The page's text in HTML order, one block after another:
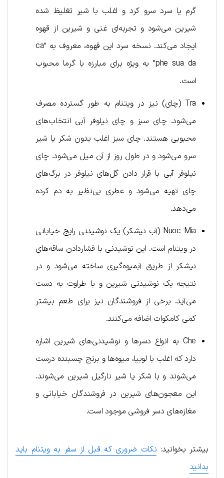
گرم یا سرد سرو کرد و اغلب با شیر تغلیظ شده
شیرین می‌شود و تجربه‌ای غنی و شیرین از قهوه
ایجاد می‌کند. نسخه سرد این قهوه، معروف به “ca
phe sua da” به ویژه برای مبارزه با گرما محبوب
است.
Tra (چای) نیز در ویتنام به طور گسترده مصرف
می‌شود. چای سبز و چای نیلوفر آبی انتخاب‌های
محبوبی هستند. چای سبز اغلب بدون شکر یا شیر
سرو می‌شود و در طول روز از آن میل می‌شود. چای
نیلوفر آبی با قرار دادن گل‌های نیلوفر در برگ‌های
چای تهیه می‌شود و عطری بی‌نظیر به دم کرده
می‌دهد.
Nuoc Mia (آب نیشکر) یک نوشیدنی رایج خیابانی
در ویتنام است. این نوشیدنی با فشاردادن ساقه‌های
نیشکر از طریق آبمیوه‌گیری ساخته می‌شود و در
نتیجه یک نوشیدنی شیرین و با طراوت به دست
می‌آید. برخی از فروشندگان نیز برای طعم بیشتر
کمی کامکوات اضافه می‌کنند.
Che به انواع دسرها و نوشیدنی‌های شیرین اشاره
دارد که اغلب با لوبیا، میوه‌ها و برنج چسبنده درست
می‌شوند و با شکر یا شیر نارگیل شیرین می‌شوند.
این معجون‌های شیرین در فروشندگان خیابانی و
مغازه‌های دسر فروشی موجود است.
بیشتر بخوانید: نکات ضروری که قبل از سفر به ویتنام باید
بدانید